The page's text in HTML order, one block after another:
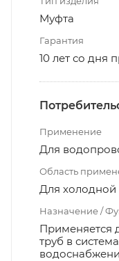
Муфта
Гарантия
10 лет со дня
Применение
Для
Область
Для
Назначение /
Применяется
труб в